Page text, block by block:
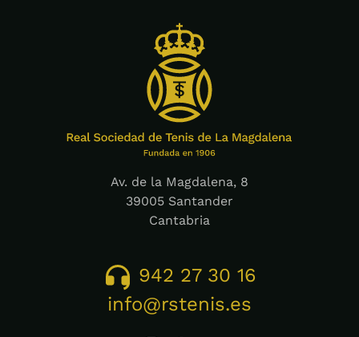
Av. de la Magdalena, 8
39005 Santander
Cantabria
942 27 30 16
info@rstenis.es